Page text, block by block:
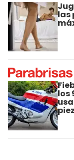
las
los